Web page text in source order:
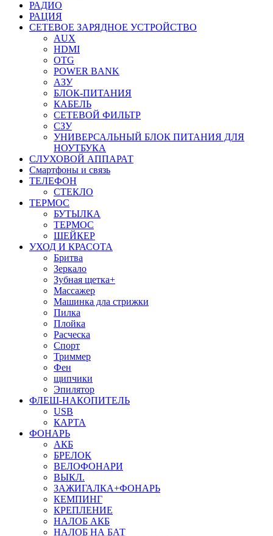
РАДИО
РАЦИЯ
СЕТЕВОЕ ЗАРЯДНОЕ УСТРОЙСТВО
AUX
HDMI
OTG
POWER BANK
АЗУ
БЛОК-ПИТАНИЯ
КАБЕЛЬ
СЕТЕВОЙ ФИЛЬТР
СЗУ
УНИВЕРСАЛЬНЫЙ БЛОК ПИТАНИЯ ДЛЯ
НОУТБУКА
СЛУХОВОЙ АППАРАТ
Смартфоны и связь
ТЕЛЕФОН
СТЕКЛО
ТЕРМОС
БУТЫЛКА
ТЕРМОС
ШЕЙКЕР
УХОД И КРАСОТА
Бритва
Зеркало
Зубная щетка+
Массажер
Машинка дла стрижки
Пилка
Плойка
Расческа
Спорт
Триммер
Фен
щипчики
Эпилятор
ФЛЕШ-НАКОПИТЕЛЬ
USB
КАРТА
ФОНАРЬ
АКБ
БРЕЛОК
ВЕЛОФОНАРИ
ВЫКЛ.
ЗАЖИГАЛКА+ФОНАРЬ
КЕМПИНГ
КРЕПЛЕНИЕ
НАЛОБ АКБ
НАЛОБ НА БАТ